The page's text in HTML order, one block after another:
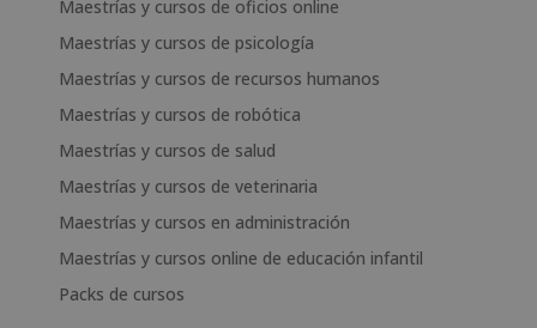
Maestrías y cursos de oficios online
Maestrías y cursos de psicología
Maestrías y cursos de recursos humanos
Maestrías y cursos de robótica
Maestrías y cursos de salud
Maestrías y cursos de veterinaria
Maestrías y cursos en administración
Maestrías y cursos online de educación infantil
Packs de cursos